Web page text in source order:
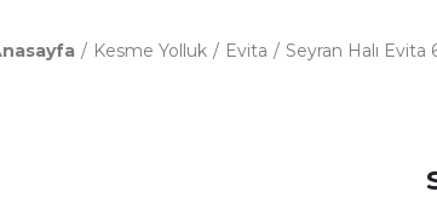
Kesme Yolluk Evita Seyran Halı Evita